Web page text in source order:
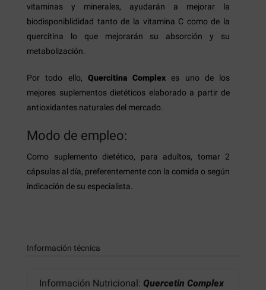
vitaminas y minerales, ayudarán a mejorar la
biodisponiblididad tanto de la vitamina C como de la
quercitina lo que mejorarán su absorción y su
metabolización.
Por todo ello, Quercitina Complex es uno de los
mejores suplementos dietéticos elaborado a partir de
antioxidantes naturales del mercado.
Modo de empleo:
Como suplemento dietético, para adultos, tomar 2
cápsulas al día, preferentemente con la comida o según
indicación de su especialista.
Información técnica
Información Nutricional: Quercetin Complex